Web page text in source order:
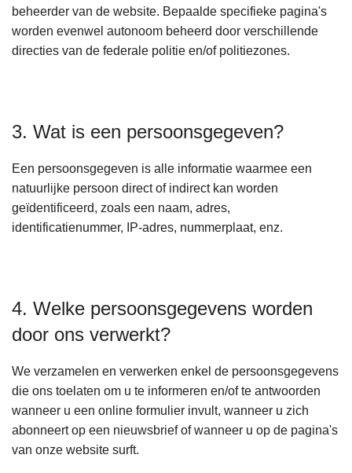
beheerder van de website. Bepaalde specifieke pagina's
worden evenwel autonoom beheerd door verschillende
directies van de federale politie en/of politiezones.
3. Wat is een persoonsgegeven?
Een persoonsgegeven is alle informatie waarmee een
natuurlijke persoon direct of indirect kan worden
geïdentificeerd, zoals een naam, adres,
identificatienummer, IP-adres, nummerplaat, enz.
4. Welke persoonsgegevens worden
door ons verwerkt?
We verzamelen en verwerken enkel de persoonsgegevens
die ons toelaten om u te informeren en/of te antwoorden
wanneer u een online formulier invult, wanneer u zich
abonneert op een nieuwsbrief of wanneer u op de pagina's
van onze website surft.